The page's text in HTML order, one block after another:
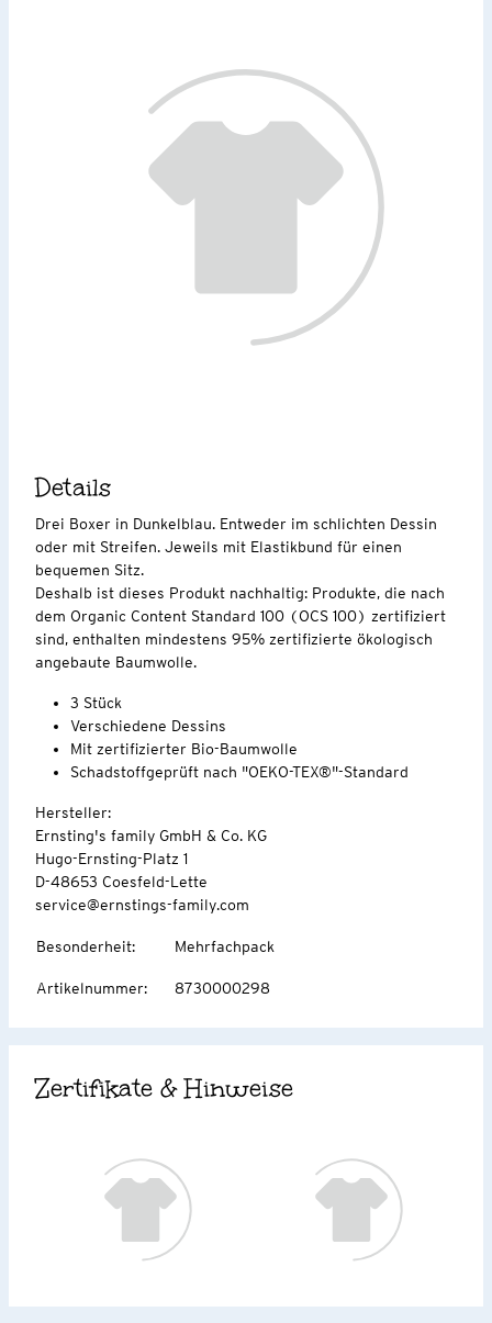
Details
Drei Boxer in Dunkelblau. Entweder im schlichten Dessin
oder mit Streifen. Jeweils mit Elastikbund für einen
bequemen Sitz.
Deshalb ist dieses Produkt nachhaltig: Produkte, die nach
dem Organic Content Standard 100 (OCS 100) zertifiziert
sind, enthalten mindestens 95% zertifizierte ökologisch
angebaute Baumwolle.
3 Stück
Verschiedene Dessins
Mit zertifizierter Bio-Baumwolle
Schadstoffgeprüft nach "OEKO-TEX®"-Standard
Hersteller:
Ernsting's family GmbH & Co. KG
Hugo-Ernsting-Platz 1
D-48653 Coesfeld-Lette
service@ernstings-family.com
Besonderheit: Mehrfachpack
Artikelnummer: 8730000298
Zertifikate & Hinweise